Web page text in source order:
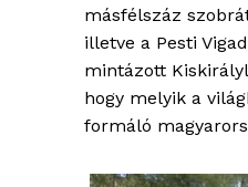
másfélszáz
illetve a Pesti
mintázott
hogy melyik a
formáló